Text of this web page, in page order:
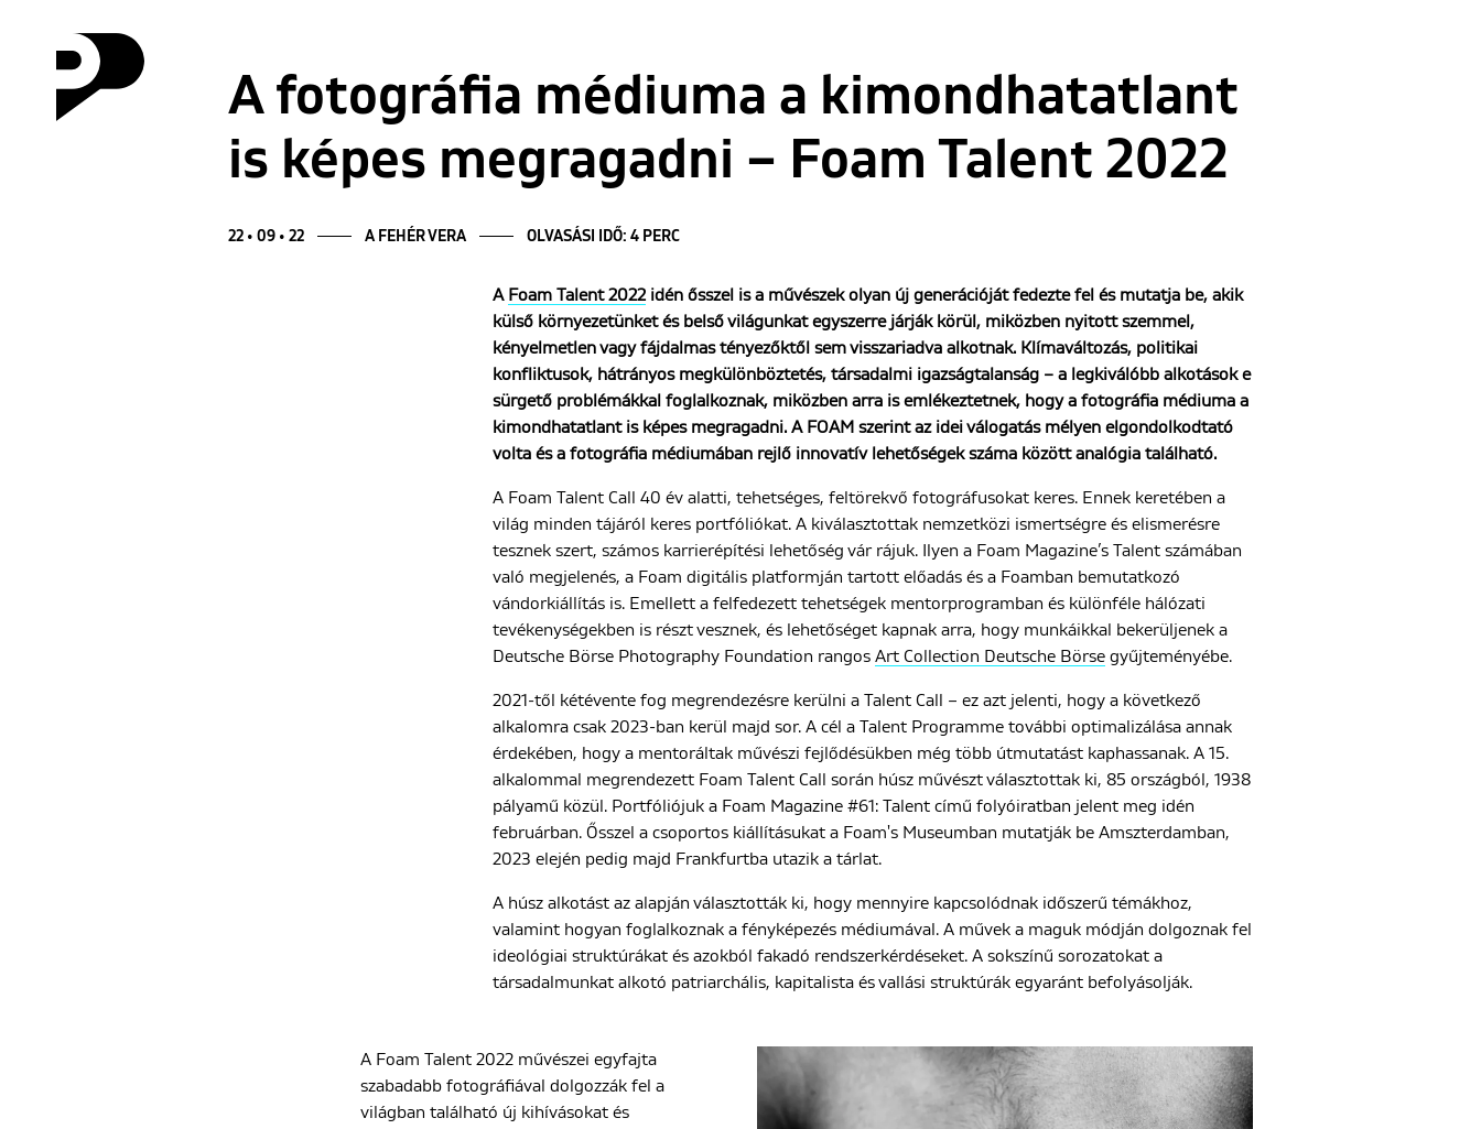
A fotográfia médiuma a kimondhatatlant
is képes megragadni – Foam Talent 2022
22 • 09 • 22 A FEHÉR VERA OLVASÁSI IDŐ: 4 PERC
A Foam Talent 2022 idén ősszel is a művészek olyan új generációját fedezte fel és mutatja be, akik
külső környezetünket és belső világunkat egyszerre járják körül, miközben nyitott szemmel,
kényelmetlen vagy fájdalmas tényezőktől sem visszariadva alkotnak. Klímaváltozás, politikai
konfliktusok, hátrányos megkülönböztetés, társadalmi igazságtalanság – a legkiválóbb alkotások e
sürgető problémákkal foglalkoznak, miközben arra is emlékeztetnek, hogy a fotográfia médiuma a
kimondhatatlant is képes megragadni. A FOAM szerint az idei válogatás mélyen elgondolkodtató
volta és a fotográfia médiumában rejlő innovatív lehetőségek száma között analógia található.
A Foam Talent Call 40 év alatti, tehetséges, feltörekvő fotográfusokat keres. Ennek keretében a
világ minden tájáról keres portfóliókat. A kiválasztottak nemzetközi ismertségre és elismerésre
tesznek szert, számos karrierépítési lehetőség vár rájuk. Ilyen a Foam Magazine’s Talent számában
való megjelenés, a Foam digitális platformján tartott előadás és a Foamban bemutatkozó
vándorkiállítás is. Emellett a felfedezett tehetségek mentorprogramban és különféle hálózati
tevékenységekben is részt vesznek, és lehetőséget kapnak arra, hogy munkáikkal bekerüljenek a
Deutsche Börse Photography Foundation rangos Art Collection Deutsche Börse gyűjteményébe.
2021-től kétévente fog megrendezésre kerülni a Talent Call – ez azt jelenti, hogy a következő
alkalomra csak 2023-ban kerül majd sor. A cél a Talent Programme további optimalizálása annak
érdekében, hogy a mentoráltak művészi fejlődésükben még több útmutatást kaphassanak. A 15.
alkalommal megrendezett Foam Talent Call során húsz művészt választottak ki, 85 országból, 1938
pályamű közül. Portfóliójuk a Foam Magazine #61: Talent című folyóiratban jelent meg idén
februárban. Ősszel a csoportos kiállításukat a Foam's Museumban mutatják be Amszterdamban,
2023 elején pedig majd Frankfurtba utazik a tárlat.
A húsz alkotást az alapján választották ki, hogy mennyire kapcsolódnak időszerű témákhoz,
valamint hogyan foglalkoznak a fényképezés médiumával. A művek a maguk módján dolgoznak fel
ideológiai struktúrákat és azokból fakadó rendszerkérdéseket. A sokszínű sorozatokat a
társadalmunkat alkotó patriarchális, kapitalista és vallási struktúrák egyaránt befolyásolják.
A Foam Talent 2022 művészei egyfajta
szabadabb fotográfiával dolgozzák fel a
világban található új kihívásokat és